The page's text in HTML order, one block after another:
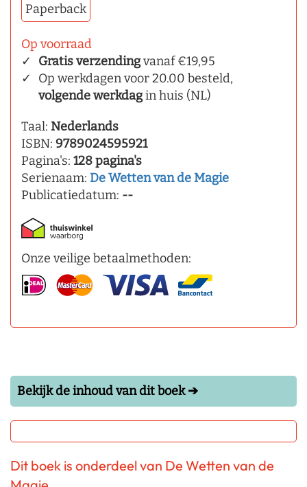
Paperback
Op voorraad
Gratis verzendingvanaf €19,95
Op werkdagen voor 20.00 besteld,
volgende werkdagin huis (NL)
Taal: Nederlands
ISBN: 9789024595921
Pagina's: 128 pagina's
Serienaam: De Wetten van de Magie
Publicatiedatum: --
Onze veilige betaalmethoden:
Bekijk de inhoud van dit boek ➔
Dit boek is onderdeel van De Wetten van de